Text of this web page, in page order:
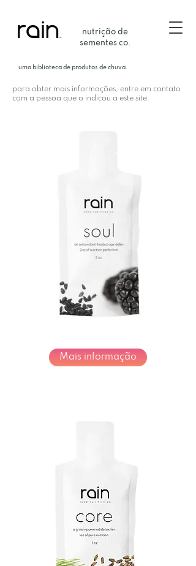
nutrição de
sementes co.
uma biblioteca de produtos de chuva.
para obter mais informações, entre em contato
com a pessoa que o indicou a este site.
Mais informação